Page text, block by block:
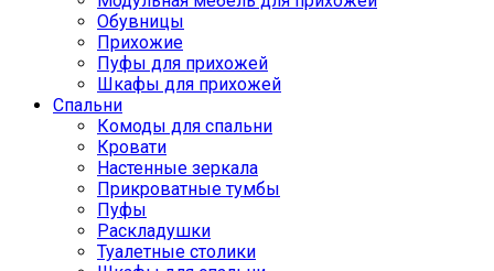
Обувницы
Прихожие
Пуфы для прихожей
Шкафы для прихожей
Спальни
Комоды для спальни
Кровати
Настенные зеркала
Прикроватные тумбы
Пуфы
Раскладушки
Туалетные столики